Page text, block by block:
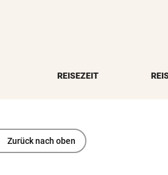
REISEZEIT
Zurück nach oben